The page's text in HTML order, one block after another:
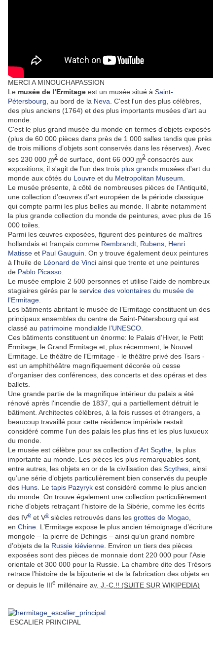
MERCI A MINOUCHAPASSION
Le musée de l’Ermitage est un musée situé à Saint-
Pétersbourg , au bord de la Neva . C'est l'un des plus célèbres,
des plus anciens (1764) et des plus importants musées d'art au
monde.
C'est le plus grand musée du monde en termes d'objets exposés
(plus de 60 000 pièces dans près de 1 000 salles tandis que près
de trois millions d’objets sont conservés dans les réserves). Avec
ses 230 000 m2 de surface, dont 66 000 m2 consacrés aux
expositions, il s'agit de l'un des trois plus grands musées d'art du
monde aux côtés du Louvre et du Metropolitan Museum
Le musée présente, à côté de nombreuses pièces de l’Antiquité,
une collection d’œuvres d’art européen de la période classique
qui compte parmi les plus belles au monde. Il abrite notamment
la plus grande collection du monde de peintures, avec plus de 16
000 toiles.
Parmi les œuvres exposées, figurent des peintures de maîtres
hollandais et français comme Rembrandt Rubens Henri
Matisse et Paul Gauguin . On y trouve également deux peintures
à l'huile de Léonard de Vinci ainsi que trente et une peintures
de Pablo Picasso
Le musée emploie 2 500 personnes et utilise l'aide de nombreux
stagiaires gérés par le service des volontaires du musée de
l'Ermitage
Les bâtiments abritant le musée de l’Ermitage constituent un des
principaux ensembles du centre de Saint-Pétersbourg qui est
classé au patrimoine mondialde l’UNESCO
Ces bâtiments constituent un énorme: le Palais d'Hiver, le Petit
Ermitage, le Grand Ermitage et, plus récemment, le Nouvel
Ermitage. Le théâtre de l'Ermitage - le théâtre privé des Tsars -
est un amphithéâtre magnifiquement décorée où cesse
d'organiser des conférences, des concerts et des opéras et des
ballets.
Une grande partie de la magnifique intérieur du palais a été
rénové après l'incendie de 1837, qui a partiellement détruit le
bâtiment. Architectes célèbres, à la fois russes et étrangers, a
beaucoup travaillé pour cette résidence impériale restait
considéré comme l'un des palais les plus fins et les plus luxueux
du monde.
Le musée est célèbre pour sa collection d'Art Scythe , la plus
importante au monde. Les pièces les plus remarquables sont,
entre autres, les objets en or de la civilisation des Scythes , ainsi
qu’une série d’objets particulièrement bien conservés du peuple
des Huns . Le tapis Pazyryk est considéré comme le plus ancien
du monde. On trouve également une collection particulièrement
riche d’objets retraçant l’histoire de la Sibérie, comme les écrits
des IVe et Ve siècles retrouvés dans les grottes de Mogao
en Chine . L’Ermitage expose le plus ancien témoignage d’écriture
mongole – la pierre de Dchingis – ainsi qu’un grand nombre
d’objets de la Russie kiévienne . Environ un tiers des pièces
exposées sont des pièces de monnaie dont 220 000 pour l’Asie
orientale et 300 000 pour la Russie. La chambre dite des Trésors
retrace l’histoire de la bijouterie et de la fabrication des objets en
or depuis le IIIe millénaire av. J.-C.!! (SUITE SUR WIKIPEDIA)
ESCALIER PRINCIPAL